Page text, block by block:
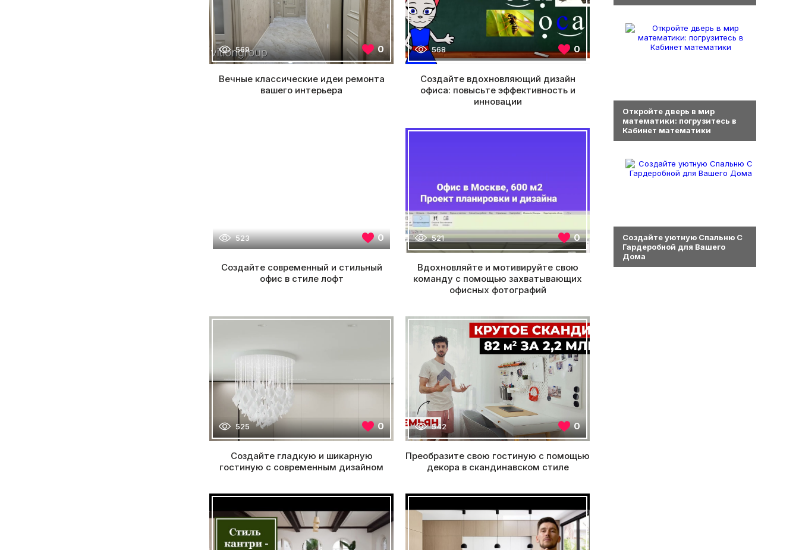
569 0
Вечные классические идеи ремонта
вашего интерьера
568 0
Создайте вдохновляющий дизайн
офиса: повысьте эффективность и
инновации
523 0
Создайте современный и стильный
офис в стиле лофт
521 0
Вдохновляйте и мотивируйте свою
команду с помощью захватывающих
офисных фотографий
525 0
Создайте гладкую и шикарную
гостиную с современным дизайном
542 0
Преобразите свою гостиную с помощью
декора в скандинавском стиле
Откройте дверь в мир
математики: погрузитесь в
Кабинет математики
Создайте уютную Спальню С
Гардеробной для Вашего
Дома